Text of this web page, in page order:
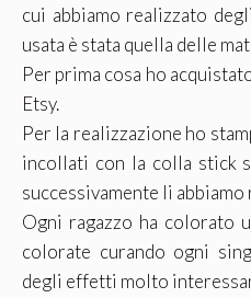
cui abbiamo realizzato
usata è stata quella delle
Per prima cosa ho
Etsy.
Per la realizzazione ho
incollati con la colla stick
successivamente li
Ogni ragazzo ha colorato
colorate curando ogni
degli effetti molto